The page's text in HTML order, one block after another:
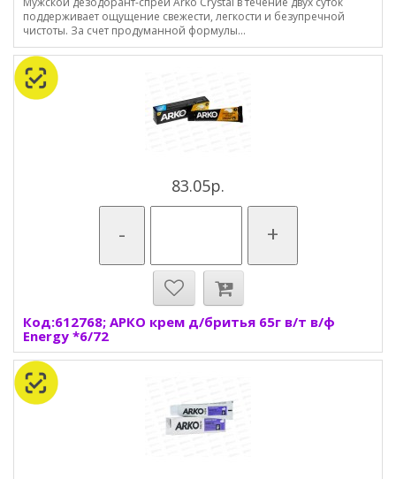
поддерживает ощущение свежести, легкости и безупречной
чистоты. За счет продуманной формулы...
83.05р.
- +
Код:612768; АРКО крем д/бритья 65г в/т в/ф
Energy *6/72